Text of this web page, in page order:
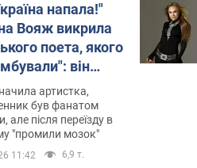
напала!"
Вояж викрила
поета, якого
він
російської не
тепер хоче
українців
артистка,
був фанатом
але після переїзду в
"промили мозок"
11:42 6,9 т.